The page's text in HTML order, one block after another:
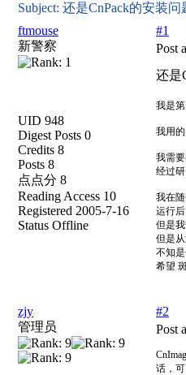
Subject: 还是CnPack的安装问
ftmouse
新警察
UID 948
Digest Posts 0
Credits 8
Posts 8
点点分 8
Reading Access 10
Registered 2005-7-16
Status Offline
#1
Post
还是
我是第
我用
我需要
经过
我在随
运行
但是
但是从
不知是
希望
zjy
管理员
#2
Post
话，